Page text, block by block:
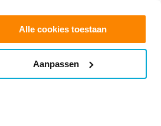
Alle cookies toestaan
Aanpassen
Offerte aanvragen
info@glasfolie.nl